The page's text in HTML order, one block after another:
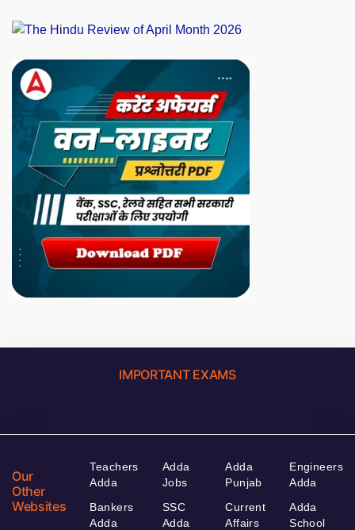
IMPORTANT EXAMS
Our
Other
Websites
Teachers
Adda
Bankers
Adda
Adda
Jobs
SSC
Adda
Adda
Punjab
Current
Affairs
Engineers
Adda
Adda
School